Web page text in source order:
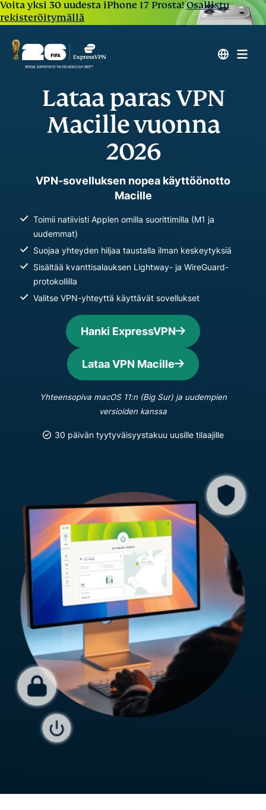
Voita yksi 30 uudesta iPhone 17 Prosta!Osallistu
rekisteröitymällä
Lataa paras VPN
Macille vuonna
2026
VPN-sovelluksen nopea käyttöönotto
Macille
Toimii natiivisti Applen omilla suorittimilla (M1 ja
uudemmat)
Suojaa yhteyden hiljaa taustalla ilman keskeytyksiä
Sisältää kvanttisalauksen Lightway- ja WireGuard-
protokollilla
Valitse VPN-yhteyttä käyttävät sovellukset
Hanki ExpressVPN
Lataa VPN Macille
Yhteensopiva macOS 11:n (Big Sur) ja uudempien
versioiden kanssa
30 päivän tyytyväisyystakuu uusille tilaajille